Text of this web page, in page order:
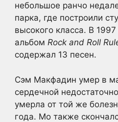
небольшое ранчо
парка, где построили
высокого класса. В
альбом Rock and Roll
содержал 13 песен.
Сэм Макфадин умер в
сердечной
умерла от той же
года. Мо также